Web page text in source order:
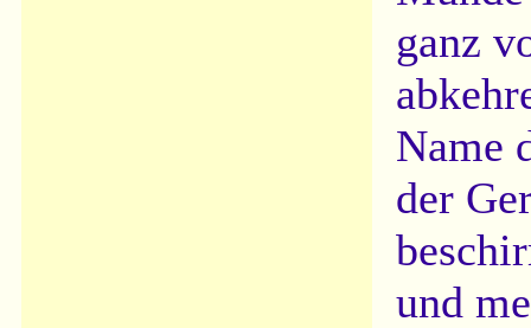
ganz
Name
der
und